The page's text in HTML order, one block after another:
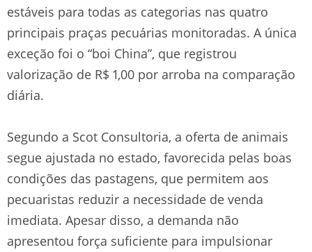
estáveis para todas as categorias nas quatro
principais praças pecuárias monitoradas. A única
exceção foi o “boi China”, que registrou
valorização de R$ 1,00 por arroba na comparação
diária.
Segundo a Scot Consultoria, a oferta de animais
segue ajustada no estado, favorecida pelas boas
condições das pastagens, que permitem aos
pecuaristas reduzir a necessidade de venda
imediata. Apesar disso, a demanda não
apresentou força suficiente para impulsionar